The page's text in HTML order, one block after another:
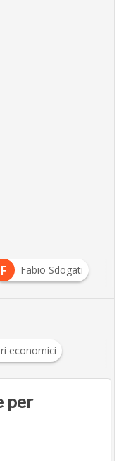
F Fabio Sdogati
economici
per